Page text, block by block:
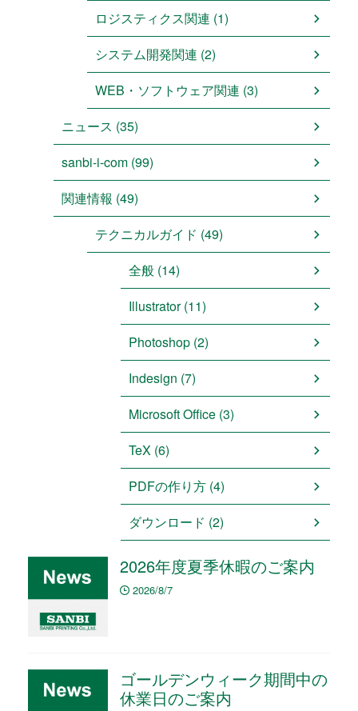
ロジスティクス関連 (1)
システム開発関連 (2)
WEB・ソフトウェア関連 (3)
ニュース (35)
sanbi-i-com (99)
関連情報 (49)
テクニカルガイド (49)
全般 (14)
Illustrator (11)
Photoshop (2)
Indesign (7)
Microsoft Office (3)
TeX (6)
PDFの作り方 (4)
ダウンロード (2)
2026年度夏季休暇のご案内
2026/8/7
ゴールデンウィーク期間中の
休業日のご案内